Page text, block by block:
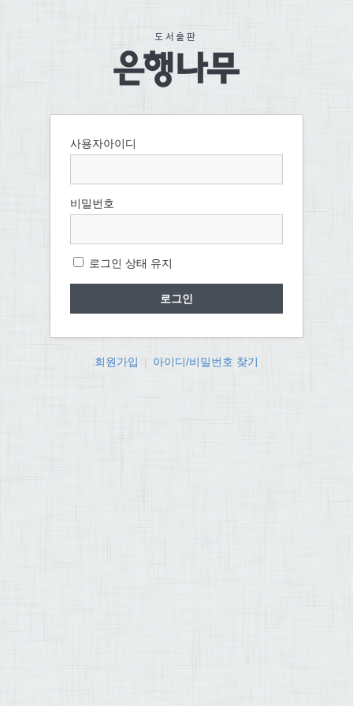
사용자아이디
비밀번호
로그인 상태 유지
회원가입 아이디/비밀번호 찾기